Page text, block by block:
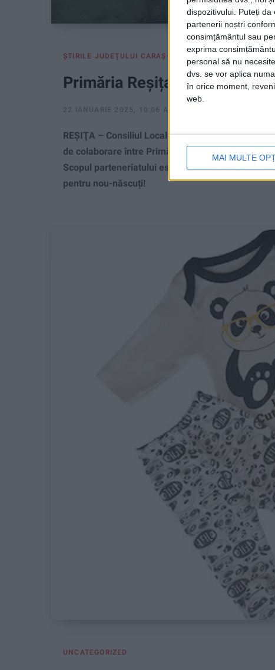
dispozitivului. Puteți
partenerii noștri
consimțământul sau
exprima
personal să nu
dvs. se vor aplica
în orice moment,
web.
MAI MULTE
ŞTIRILE JUDEŢULUI CARAŞ-SEVERIN
Primăria Reșița îmbracă
22 IANUARIE 2025, 10:06 AM
REŞIŢA – Consiliul Local al Municipiului Reșița
de colaborare între Primăria Municipiului Reșița
Scopul parteneriatului este sprijinirea Secției
pentru nou-născuți!
UNCATEGORIZED